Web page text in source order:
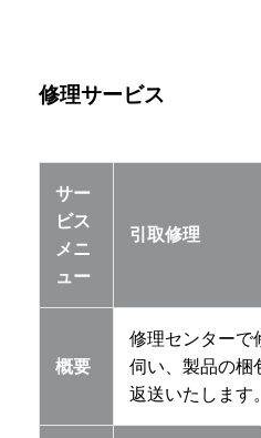
修理サービス
サー
ビス
メニ
ュー
引取修理
概要
修理センターで
伺い、製品の梱
返送いたします。